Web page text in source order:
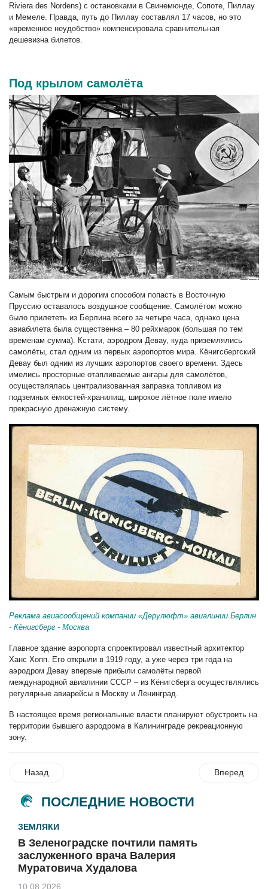
Riviera des Nordens) с остановками в Свинемюнде, Сопоте, Пиллау
и Мемеле. Правда, путь до Пиллау составлял 17 часов, но это
«временное неудобство» компенсировала сравнительная
дешевизна билетов.
Под крылом самолёта
Самым быстрым и дорогим способом попасть в Восточную
Пруссию оставалось воздушное сообщение. Самолётом можно
было прилететь из Берлина всего за четыре часа, однако цена
авиабилета была существенна – 80 рейхмарок (большая по тем
временам сумма). Кстати, аэродром Девау, куда приземлялись
самолёты, стал одним из первых аэропортов мира. Кёнигсбергский
Девау был одним из лучших аэропортов своего времени. Здесь
имелись просторные отапливаемые ангары для самолётов,
осуществлялась централизованная заправка топливом из
подземных ёмкостей-хранилищ, широкое лётное поле имело
прекрасную дренажную систему.
Реклама авиасообщений компании «Дерулюфт» авиалинии Берлин
- Кёнигсберг - Москва
Главное здание аэропорта спроектировал известный архитектор
Ханс Хопп. Его открыли в 1919 году, а уже через три года на
аэродром Девау впервые прибыли самолёты первой
международной авиалинии СССР – из Кёнигсберга осуществлялись
регулярные авиарейсы в Москву и Ленинград.
В настоящее время региональные власти планируют обустроить на
территории бывшего аэродрома в Калининграде рекреационную
зону.
Назад Вперед
ПОСЛЕДНИЕ НОВОСТИ
ЗЕМЛЯКИ
В Зеленоградске почтили память
заслуженного врача Валерия
Муратовича Худалова
10.08.2026